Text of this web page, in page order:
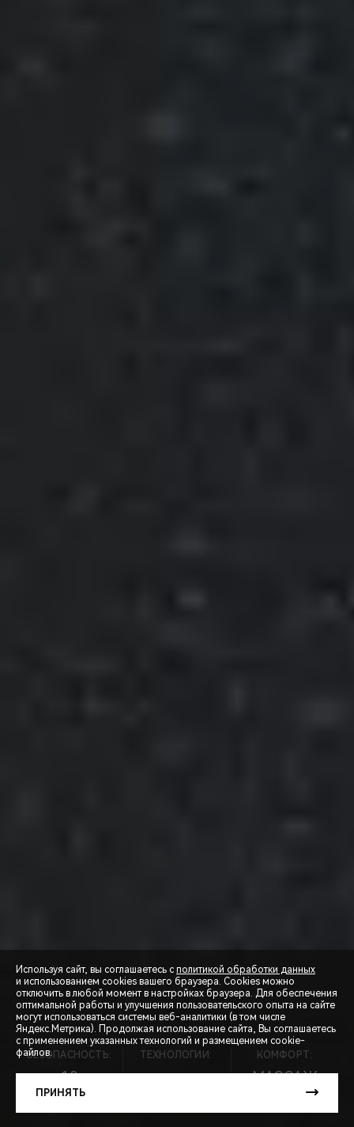
СПЕЦПРЕДЛОЖЕНИЯ
БЕЗОПАСНОСТЬ:
10
ПОДУШЕК
ТЕХНОЛОГИИ: КОМФОРТ:
МАССАЖ
СИДЕНИЙ
Используя сайт, вы соглашаетесь с политикой обработки данных
и использованием cookies вашего браузера. Cookies можно
отключить в любой момент в настройках браузера. Для обеспечения
оптимальной работы и улучшения пользовательского опыта на сайте
могут использоваться системы веб-аналитики (в том числе
Яндекс.Метрика). Продолжая использование сайта, Вы соглашаетесь
с применением указанных технологий и размещением cookie-
файлов.
ПРИНЯТЬ